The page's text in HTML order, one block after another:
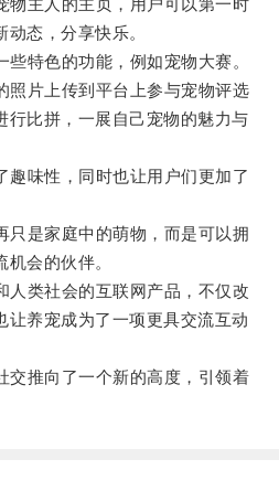
主人的主页，用户可以第一时
态，分享快乐。
特色的功能，例如宠物大赛。
片上传到平台上参与宠物评选
行比拼，一展自己宠物的魅力与
味性，同时也让用户们更加了
是家庭中的萌物，而是可以拥
会的伙伴。
类社会的互联网产品，不仅改
让养宠成为了一项更具交流互动
推向了一个新的高度，引领着